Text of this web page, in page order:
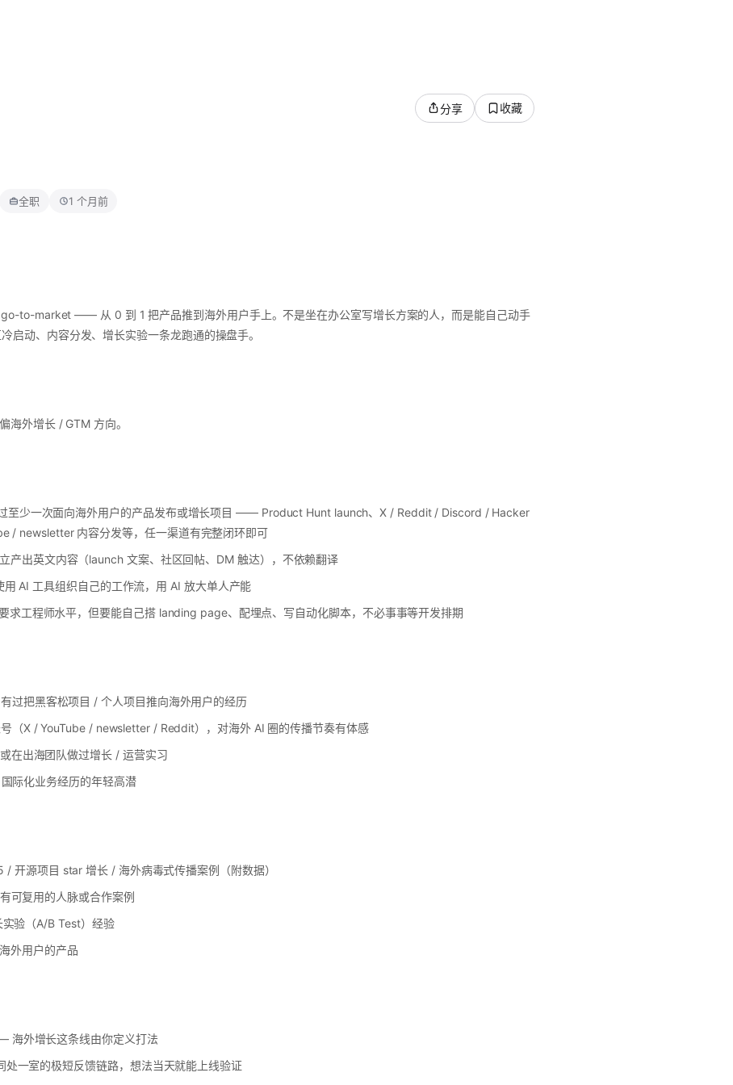
分享 收藏
全职 1 个月前
to-market —— 从 0 到 1 把产品推到海外用户手上。不是坐在办公室写增长方案的人，而是能自己动手
启动、内容分发、增长实验一条龙跑通的操盘手。
海外增长 / GTM 方向。
至少一次面向海外用户的产品发布或增长项目 —— Product Hunt launch、X / Reddit / Discord / Hacker
/ newsletter 内容分发等，任一渠道有完整闭环即可
产出英文内容（launch 文案、社区回帖、DM 触达），不依赖翻译
AI 工具组织自己的工作流，用 AI 放大单人产能
求工程师水平，但要能自己搭 landing page、配埋点、写自动化脚本，不必事事等开发排期
过把黑客松项目 / 个人项目推向海外用户的经历
（X / YouTube / newsletter / Reddit），对海外 AI 圈的传播节奏有体感
在出海团队做过增长 / 运营实习
际化业务经历的年轻高潜
开源项目 star 增长 / 海外病毒式传播案例（附数据）
可复用的人脉或合作案例
验（A/B Test）经验
外用户的产品
海外增长这条线由你定义打法
处一室的极短反馈链路，想法当天就能上线验证